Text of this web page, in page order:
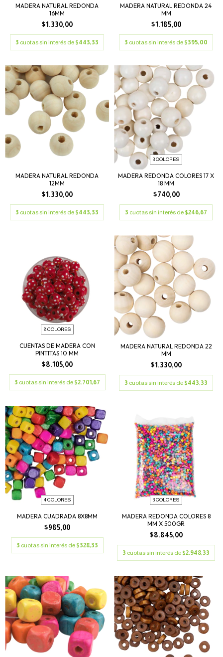
MADERA NATURAL REDONDA
16MM
$1.330,00
3 cuotas sin interés de $443,33
MADERA NATURAL REDONDA 24
MM
$1.185,00
3 cuotas sin interés de $395,00
MADERA NATURAL REDONDA
12MM
$1.330,00
3 cuotas sin interés de $443,33
3 COLORES
MADERA REDONDA COLORES 17 X
18 MM
$740,00
3 cuotas sin interés de $246,67
8 COLORES
CUENTAS DE MADERA CON
PINTITAS 10 MM
$8.105,00
3 cuotas sin interés de $2.701,67
MADERA NATURAL REDONDA 22
MM
$1.330,00
3 cuotas sin interés de $443,33
4 COLORES
MADERA CUADRADA 8X8MM
$985,00
3 cuotas sin interés de $328,33
3 COLORES
MADERA REDONDA COLORES 8
MM X 500GR
$8.845,00
3 cuotas sin interés de $2.948,33